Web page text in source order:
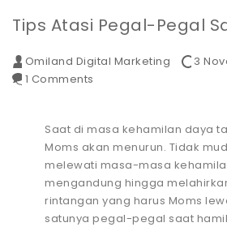
Tips Atasi Pegal-Pegal
Omiland Digital Marketing
3
1 Comments
Saat di masa kehamilan daya
Moms akan menurun. Tidak
melewati masa-masa
mengandung hingga
rintangan yang harus Moms
satunya pegal-pegal saat